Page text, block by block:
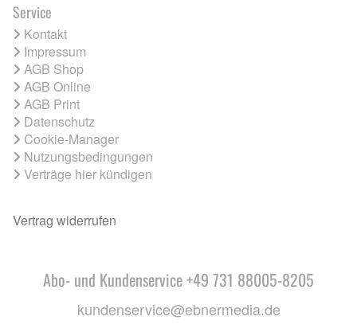
Service
Kontakt
Impressum
AGB Shop
AGB Online
AGB Print
Datenschutz
Cookie-Manager
Nutzungsbedingungen
Verträge hier kündigen
Vertrag widerrufen
Abo- und Kundenservice +49 731 88005-8205
kundenservice@ebnermedia.de